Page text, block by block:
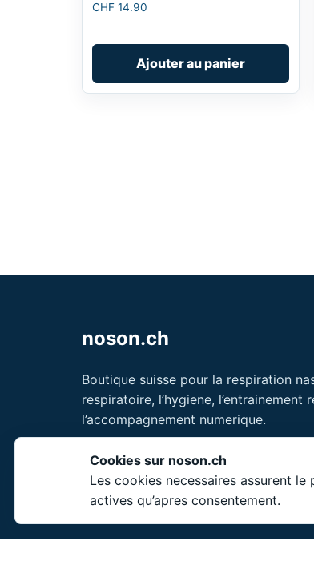
CHF 14.90
Ajouter au panier
noson.ch
Boutique suisse pour la respiration
respiratoire, l’hygiene, l’entrainement
l’accompagnement numerique.
Unity Shield LLC
30 N Gould St Ste N
Sheridan, WY 82801
Cookies sur noson.ch
Les cookies necessaires assurent
actives qu’apres consentement.